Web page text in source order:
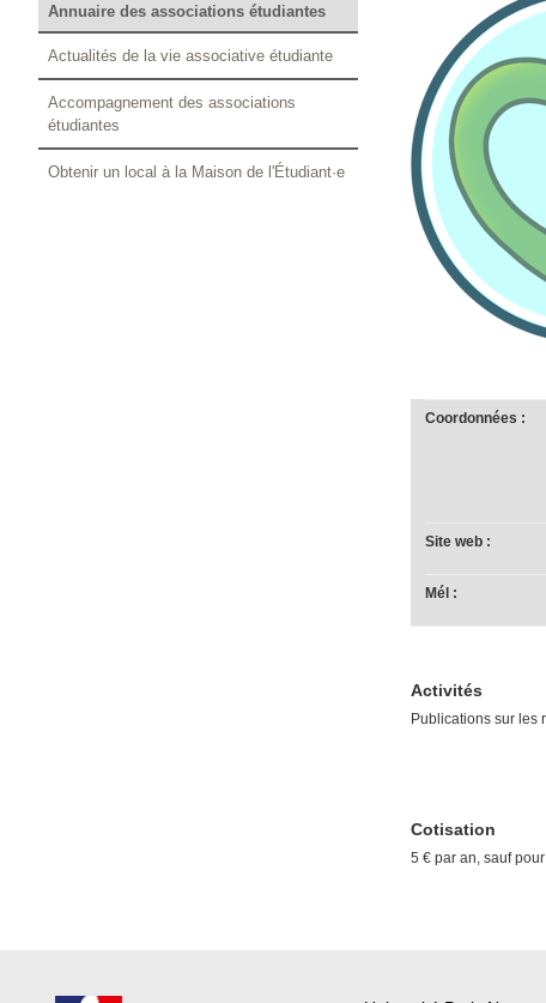
Coordonnées :
Site web :
Mél :
Activités
Publications sur les
Cotisation
5 € par an, sauf
Annuaire des associations étudiantes
Actualités de la vie associative étudiante
Accompagnement des associations
étudiantes
Obtenir un local à la Maison de l'Étudiant·e